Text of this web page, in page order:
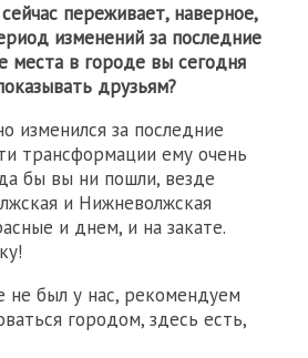
переживает, наверное,
изменений за последние
места в городе вы сегодня
друзьям?
изменился за последние
трансформации ему очень
бы вы ни пошли, везде
и Нижневолжская
и днем, и на закате.
не был у нас, рекомендуем
городом, здесь есть,